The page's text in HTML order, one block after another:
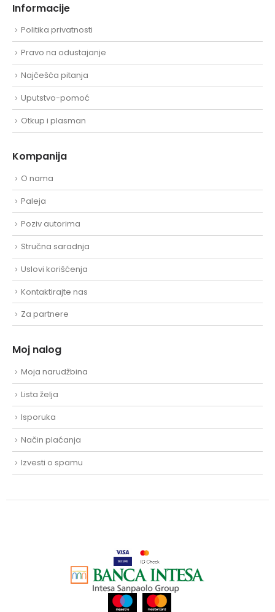
Informacije
Politika privatnosti
Pravo na odustajanje
Najčešća pitanja
Uputstvo-pomoć
Otkup i plasman
Kompanija
O nama
Paleja
Poziv autorima
Stručna saradnja
Uslovi korišćenja
Kontaktirajte nas
Za partnere
Moj nalog
Moja narudžbina
Lista želja
Isporuka
Način plaćanja
Izvesti o spamu